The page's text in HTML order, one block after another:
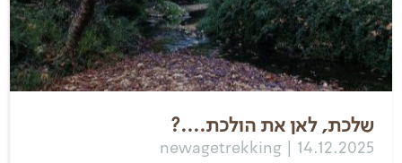
שלכת, לאן את הולכת....?
newagetrekking | 14.12.2025